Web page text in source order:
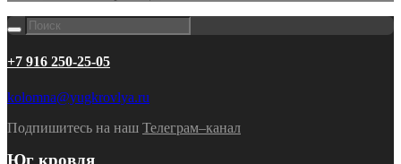
+7 916 250-25-05
kolomna@yugkrovlya.ru
Подпишитесь на наш Телеграм–канал
Юг кровля